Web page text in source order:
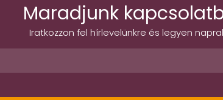
Maradjunk
Iratkozzon fel hírlevelünkre és legyen